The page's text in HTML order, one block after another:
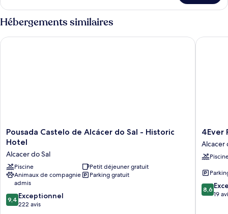
le
type
de
chambre
Chambre
Hébergements similaires
Pousada
Castelo
Alcácer
do
Sal
Historic
Hotel
Pousada Castelo de Alcácer do Sal - Historic
Hotel
Alcacer do Sal
Piscine
Petit déjeuner gratuit
Animaux de compagnie
admis
Parking gratuit
9.4
sur
9,4 Exceptionnel
222 avis
Pousada Castelo de Alcácer do Sal - Historic Hotel
4Ever
Palace
Design
&
Alcacer
do
Sal
4Ever
Alcacer
8.6
sur
8,6
19
4Ever